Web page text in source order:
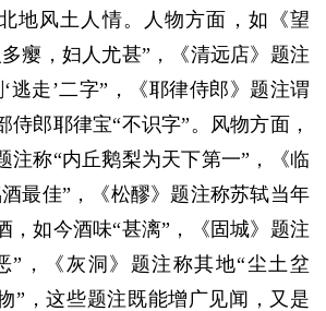
地风土人情。人物方面，如《望
瘿，妇人尤甚”，《清远店》题注
逃走’二字”，《耶律侍郎》题注谓
侍郎耶律宝“不识字”。风物方面，
注称“内丘鹅梨为天下第一”，《临
最佳”，《松醪》题注称苏轼当年
，如今酒味“甚漓”，《固城》题注
”，《灰洞》题注称其地“尘土坌
”，这些题注既能增广见闻，又是